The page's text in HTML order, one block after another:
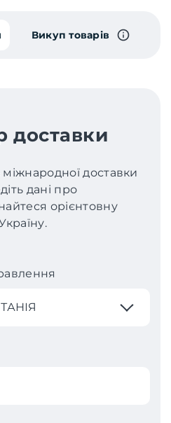
Викуп товарів
доставки
міжнародної доставки
дані про
орієнтовну